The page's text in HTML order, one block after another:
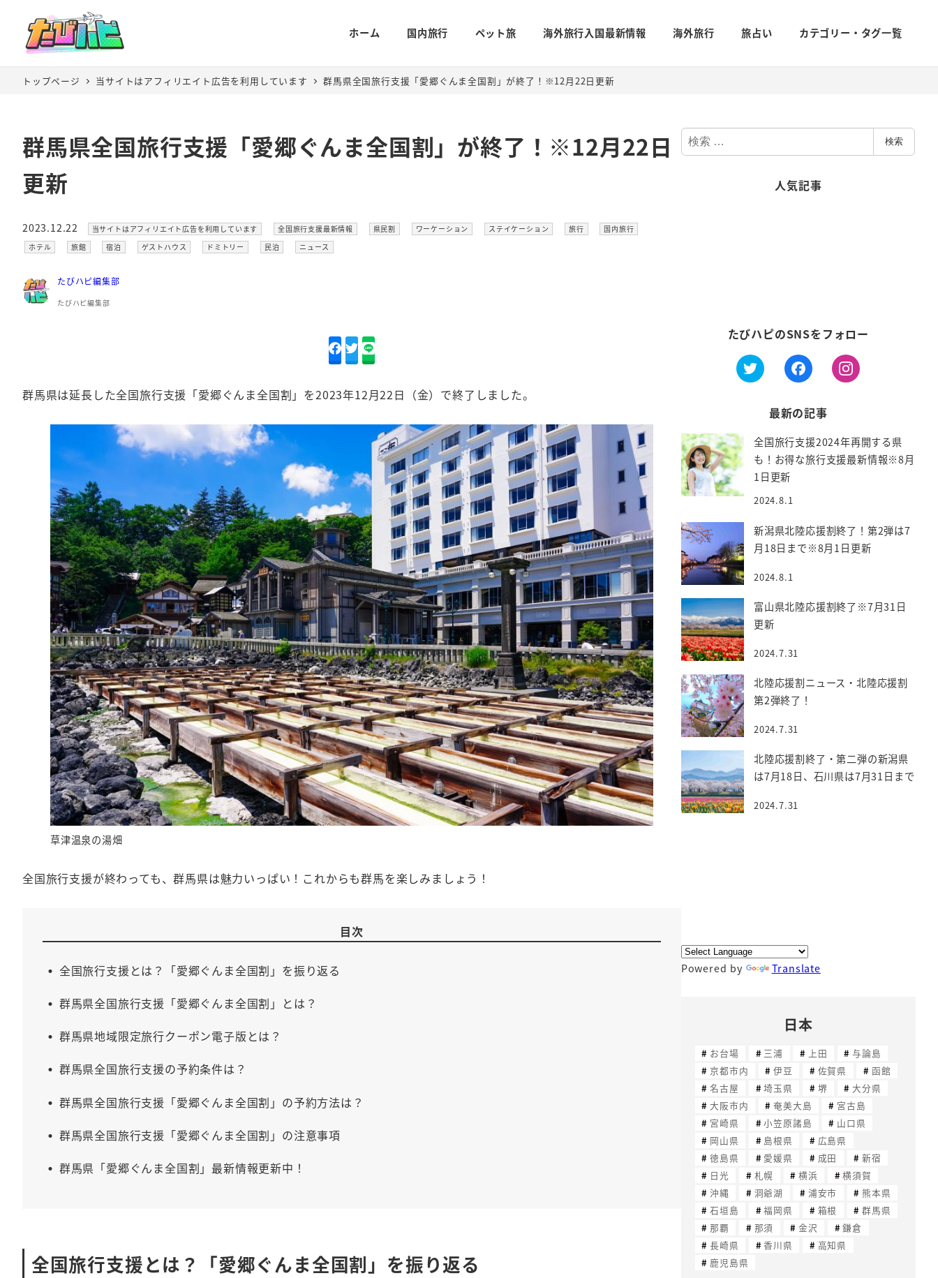
ホーム 国内旅行 ペット旅 海外旅行入国最新情報 海外旅行 旅占い カテゴリー・タグ一覧
トップページ 当サイトはアフィリエイト広告を利用しています 群馬県全国旅行支援「愛郷ぐんま全国割」が終了！※12月22日更新
群馬県全国旅行支援「愛郷ぐんま全国割」が終了！※12月22日
更新
投稿日
2023.12.22 カテゴリー
当サイトはアフィリエイト広告を利用しています カテゴリー
全国旅行支援最新情報 カテゴリー
県民割 カテゴリー
ワーケーション カテゴリー
ステイケーション カテゴリー
旅行 カテゴリー
国内旅行
カテゴリー
ホテル カテゴリー
旅館 カテゴリー
宿泊 カテゴリー
ゲストハウス カテゴリー
ドミトリー カテゴリー
民泊 カテゴリー
ニュース
たびハピ編集部
たびハピ編集部
群馬県は延長した全国旅行支援「愛郷ぐんま全国割」を2023年12月22日（金）で終了しました。
草津温泉の湯畑
全国旅行支援が終わっても、群馬県は魅力いっぱい！これからも群馬を楽しみましょう！
目次
全国旅行支援とは？「愛郷ぐんま全国割」を振り返る
群馬県全国旅行支援「愛郷ぐんま全国割」とは？
群馬県地域限定旅行クーポン電子版とは？
群馬県全国旅行支援の予約条件は？
群馬県全国旅行支援「愛郷ぐんま全国割」の予約方法は？
群馬県全国旅行支援「愛郷ぐんま全国割」の注意事項
群馬県「愛郷ぐんま全国割」最新情報更新中！
全国旅行支援とは？「愛郷ぐんま全国割」を振り返る
検
索
検索
人気記事
たびハピのSNSをフォロー
最新の記事
全国旅行支援2024年再開する県
も！お得な旅行支援最新情報※8月
1日更新
2024.8.1
新潟県北陸応援割終了！第2弾は7
月18日まで※8月1日更新
2024.8.1
富山県北陸応援割終了※7月31日
更新
2024.7.31
北陸応援割ニュース・北陸応援割
第2弾終了！
2024.7.31
北陸応援割終了・第二弾の新潟県
は7月18日、石川県は7月31日まで
2024.7.31
Powered by Translate
日本
お台場 三浦 上田
与論島
京都市内
伊豆 佐賀県
函館
名古屋
埼玉県 堺
大分県
大阪市内
奄美大島
宮古島
宮崎県
小笠原諸島
山口県
岡山県
島根県
広島県
徳島県
愛媛県 成田
新宿
日光
札幌 横浜
横須賀
沖縄
洞爺湖 浦安市
熊本県
石垣島
福岡県 箱根
群馬県
那覇
那須 金沢
鎌倉
長崎県
香川県
高知県
鹿児島県